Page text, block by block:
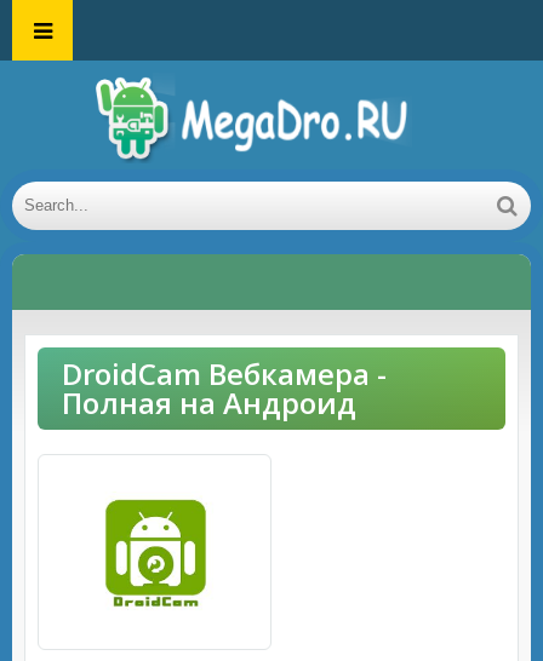
DroidCam Вебкамера -
Полная на Андроид